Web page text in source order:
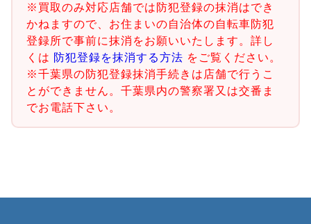
※買取のみ対応店舗では防犯登録の抹消はでき
かねますので、お住まいの自治体の自転車防犯
登録所で事前に抹消をお願いいたします。詳し
くは 防犯登録を抹消する方法 をご覧ください。
※千葉県の防犯登録抹消手続きは店舗で行うこ
とができません。千葉県内の警察署又は交番ま
でお電話下さい。